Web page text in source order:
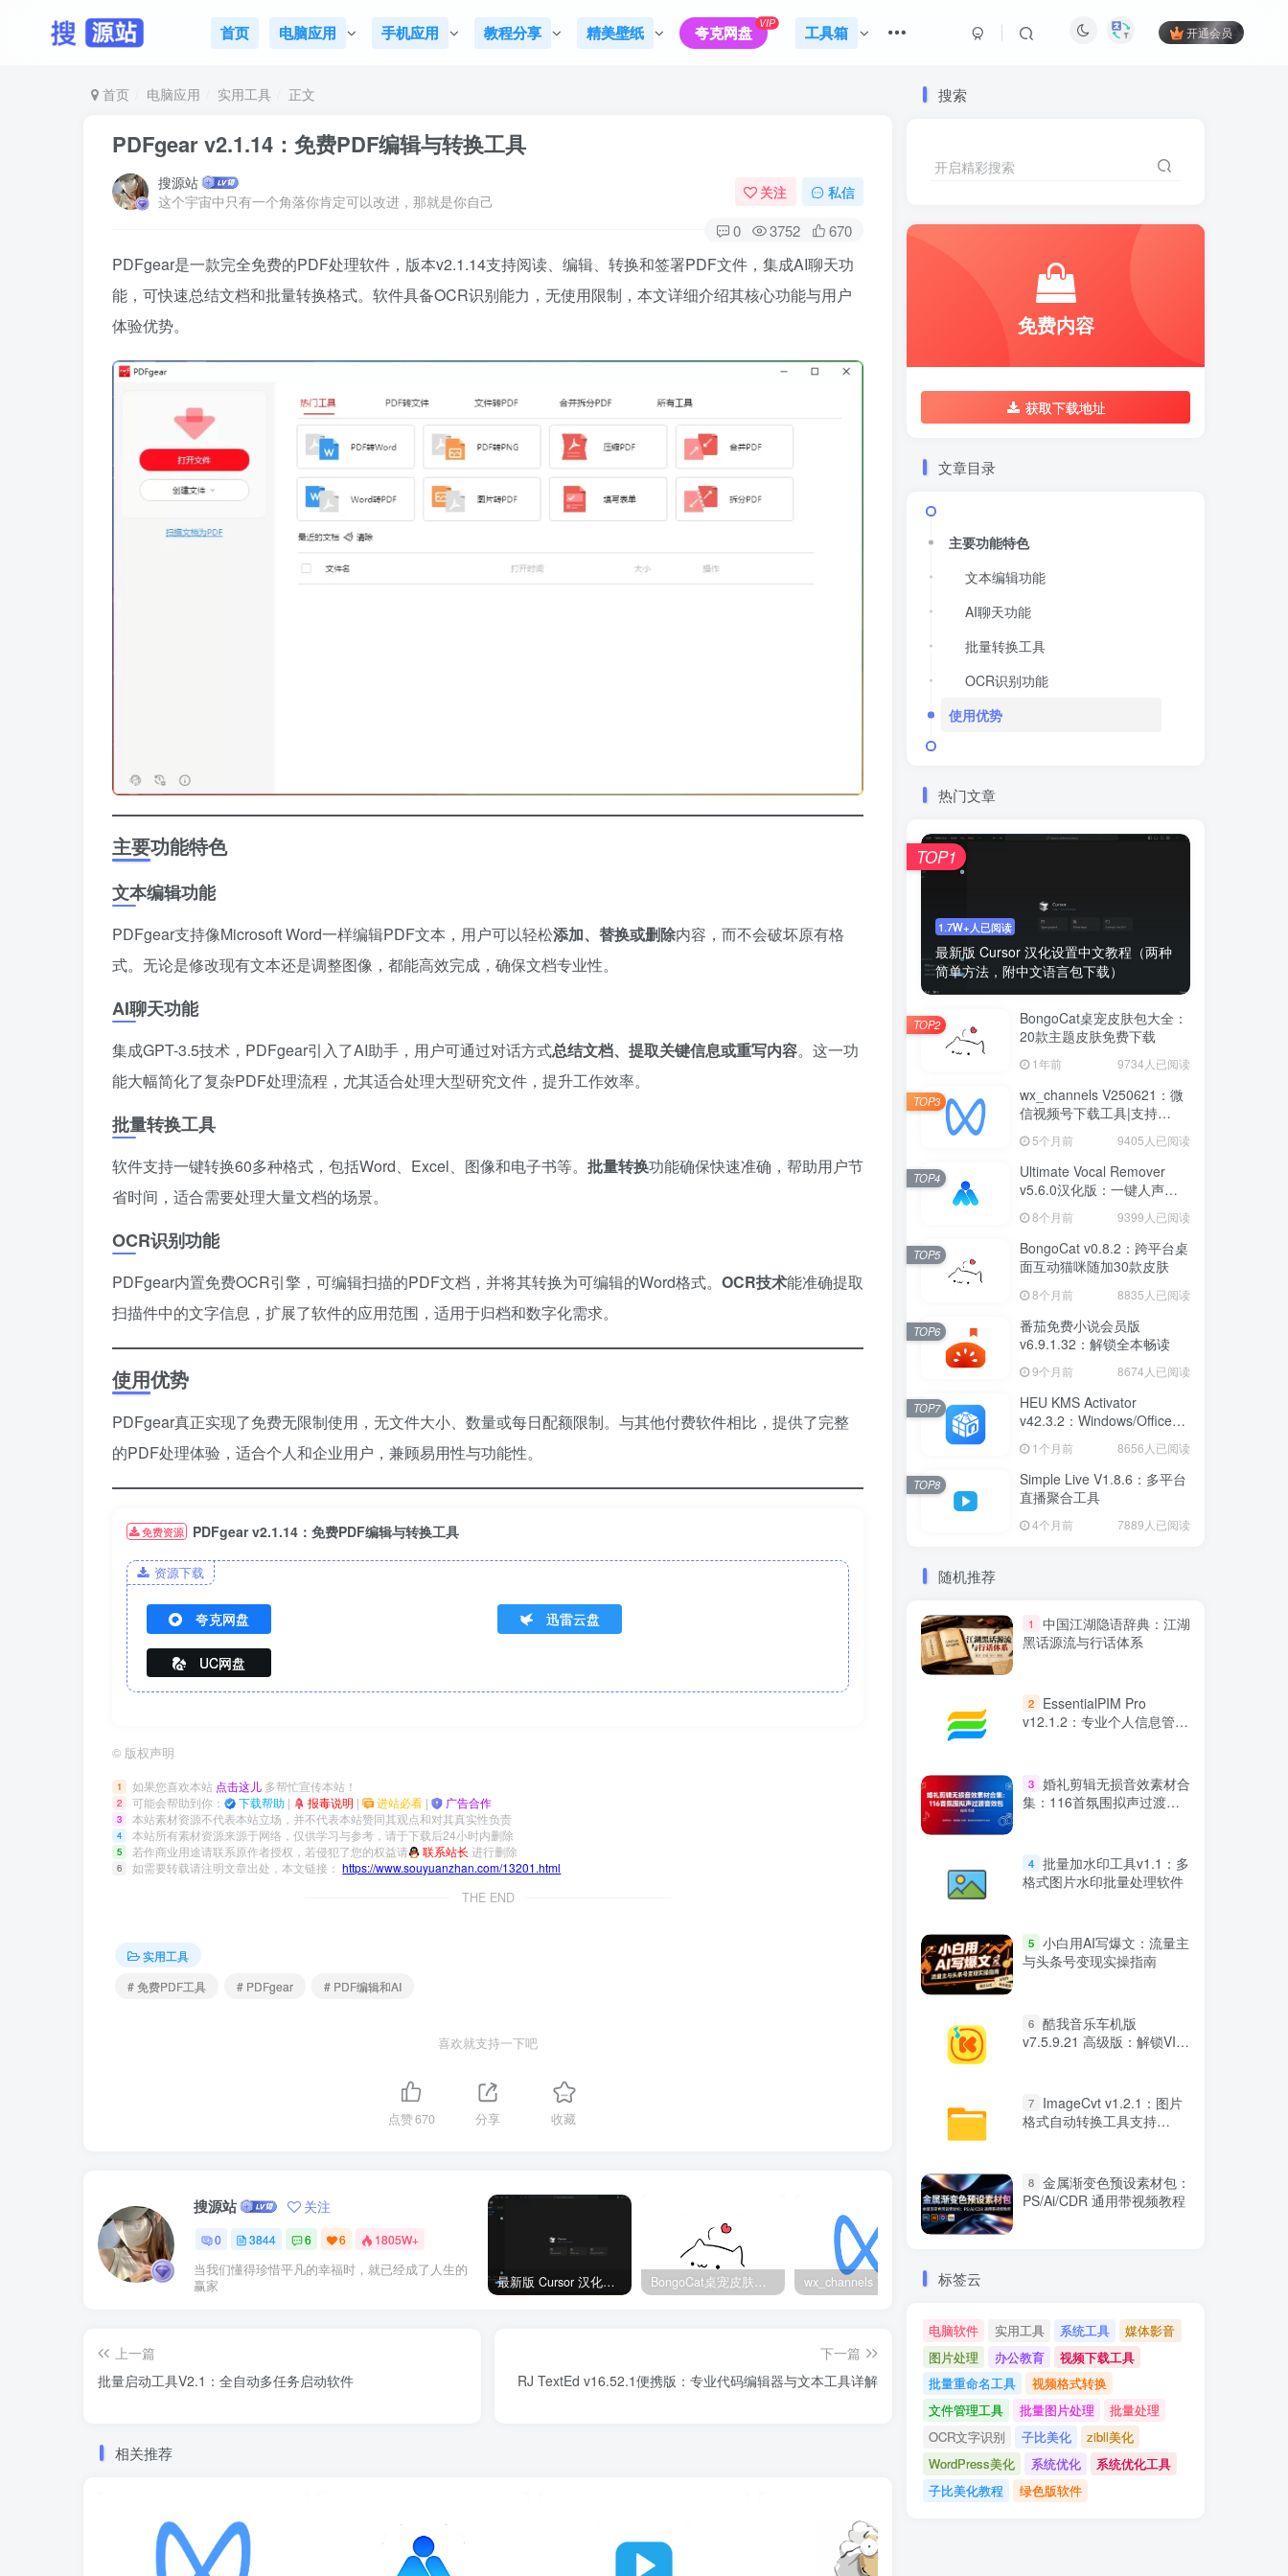
首页 电脑应用 手机应用 教程分享 精美壁纸 夸克网盘 VIP 工具箱 开通会员
首页 电脑应用 实用工具 正文
PDFgear v2.1.14：免费PDF编辑与转换工具
搜源站
这个宇宙中只有一个角落你肯定可以改进，那就是你自己
关注 私信
0 3752 670
PDFgear是一款完全免费的PDF处理软件，版本v2.1.14支持阅读、编辑、转换和签署PDF文件，集成AI聊天功
能，可快速总结文档和批量转换格式。软件具备OCR识别能力，无使用限制，本文详细介绍其核心功能与用户
体验优势。
主要功能特色
文本编辑功能
PDFgear支持像Microsoft Word一样编辑PDF文本，用户可以轻松添加、替换或删除内容，而不会破坏原有格
式。无论是修改现有文本还是调整图像，都能高效完成，确保文档专业性。
AI聊天功能
集成GPT-3.5技术，PDFgear引入了AI助手，用户可通过对话方式总结文档、提取关键信息或重写内容。这一功
能大幅简化了复杂PDF处理流程，尤其适合处理大型研究文件，提升工作效率。
批量转换工具
软件支持一键转换60多种格式，包括Word、Excel、图像和电子书等。 批量转换功能确保快速准确，帮助用户节
省时间，适合需要处理大量文档的场景。
OCR识别功能
PDFgear内置免费OCR引擎，可编辑扫描的PDF文档，并将其转换为可编辑的Word格式。 OCR技术能准确提取
扫描件中的文字信息，扩展了软件的应用范围，适用于归档和数字化需求。
使用优势
PDFgear真正实现了免费无限制使用，无文件大小、数量或每日配额限制。与其他付费软件相比，提供了完整
的PDF处理体验，适合个人和企业用户，兼顾易用性与功能性。
免费资源 PDFgear v2.1.14：免费PDF编辑与转换工具
资源下载
夸克网盘 迅雷云盘
UC网盘
© 版权声明
1 如果您喜欢本站 点击这儿 多帮忙宣传本站！
2 可能会帮助到你： 下载帮助 | 报毒说明 | 进站必看 | 广告合作
3 本站素材资源不代表本站立场，并不代表本站赞同其观点和对其真实性负责
4 本站所有素材资源来源于网络，仅供学习与参考，请于下载后24小时内删除
5 若作商业用途请联系原作者授权，若侵犯了您的权益请 联系站长 进行删除
6 如需要转载请注明文章出处，本文链接：https://www.souyuanzhan.com/13201.html
THE END
实用工具
# 免费PDF工具
# PDFgear # PDF编辑和AI
喜欢就支持一下吧
点赞670 分享 收藏
搜源站 关注
0 3844 6 6 1805W+
当我们懂得珍惜平凡的幸福时，就已经成了人生的
赢家
最新版 Cursor 汉化设置中文教程（两种简单方法，附中文语言包下载） BongoCat桌宠皮肤包大全：20款主题皮肤免费下载 wx_channels V250621：微信视频号下载工具|支持Win/macOS
上一篇
批量启动工具V2.1：全自动多任务启动软件
下一篇
RJ TextEd v16.52.1便携版：专业代码编辑器与文本工具详解
相关推荐
搜索
开启精彩搜索
免费内容
获取下载地址
文章目录
主要功能特色
文本编辑功能
AI聊天功能
批量转换工具
OCR识别功能
使用优势
热门文章
1.7W+人已阅读
最新版 Cursor 汉化设置中文教程（两种
简单方法，附中文语言包下载）
TOP1
BongoCat桌宠皮肤包大全：
20款主题皮肤免费下载
1年前 9734人已阅读
TOP2
wx_channels V250621：微
信视频号下载工具|支持
Win/macOS
5个月前 9405人已阅读
TOP3
Ultimate Vocal Remover
v5.6.0汉化版：一键人声分
离工具
8个月前 9399人已阅读
TOP4
BongoCat v0.8.2：跨平台桌
面互动猫咪随加30款皮肤
8个月前 8835人已阅读
TOP5
番茄免费小说会员版
v6.9.1.32：解锁全本畅读
9个月前 8674人已阅读
TOP6
HEU KMS Activator
v42.3.2：Windows/Office智
1个月前 8656人已阅读
TOP7
Simple Live V1.8.6：多平台
直播聚合工具
4个月前 7889人已阅读
TOP8
随机推荐
1
中国江湖隐语辞典：江湖
黑话源流与行话体系
2
EssentialPIM Pro
v12.1.2：专业个人信息管理
3 婚礼剪辑无损音效素材合
集：116首氛围拟声过渡音
4 批量加水印工具v1.1：多
格式图片水印批量处理软件
5 小白用AI写爆文：流量主
与头条号变现实操指南
6 酷我音乐车机版
v7.5.9.21 高级版：解锁VIP
7
ImageCvt v1.2.1：图片
格式自动转换工具支持
8 金属渐变色预设素材包：
PS/Ai/CDR 通用带视频教程
标签云
电脑软件 实用工具 系统工具
媒体影音
图片处理
办公教育
视频下载工具
批量重命名工具
视频格式转换
文件管理工具
批量图片处理
批量处理
OCR文字识别
子比美化
zibll美化
WordPress美化
系统优化
系统优化工具
子比美化教程
绿色版软件